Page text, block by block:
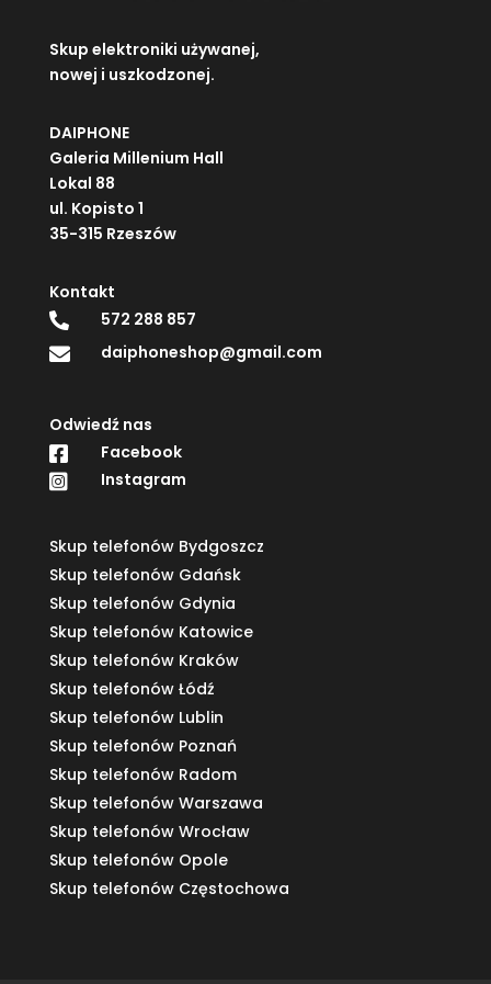
Skup elektroniki używanej,
nowej i uszkodzonej.
DAIPHONE
Galeria Millenium Hall
Lokal 88
ul. Kopisto 1
35-315 Rzeszów
Kontakt
 572 288 857
 daiphoneshop@gmail.com
Odwiedź nas
 Facebook
 Instagram
Skup telefonów Bydgoszcz
Skup telefonów Gdańsk
Skup telefonów Gdynia
Skup telefonów Katowice
Skup telefonów Kraków
Skup telefonów Łódź
Skup telefonów Lublin
Skup telefonów Poznań
Skup telefonów Radom
Skup telefonów Warszawa
Skup telefonów Wrocław
Skup telefonów Opole
Skup telefonów Częstochowa